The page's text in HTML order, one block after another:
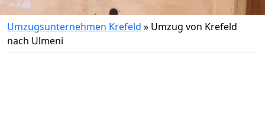
Umzugsunternehmen Krefeld » Umzug von Krefeld
nach Ulmeni